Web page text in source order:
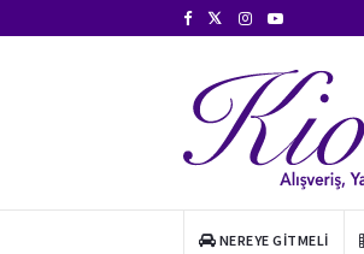
NEREYE GITMELI